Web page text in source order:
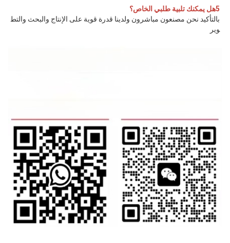
5هل يمكنك تلبية طلبي الخاص؟
بالتأكيد نحن مصنعون مباشرون ولدينا قدرة قوية على الإنتاج والبحث والتط
وير